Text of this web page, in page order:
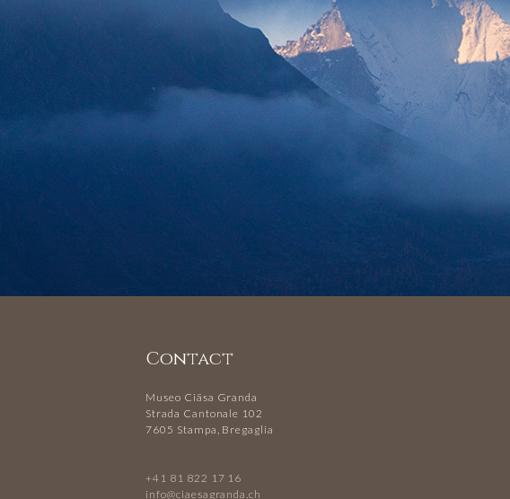
Contact
Museo Ciäsa Granda
Strada Cantonale 102
7605 Stampa, Bregaglia
+41 81 822 17 16
info@ciaesagranda.ch